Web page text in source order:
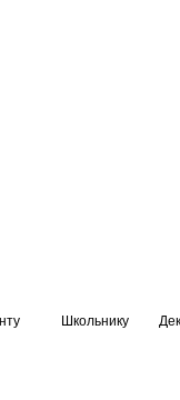
Школьнику